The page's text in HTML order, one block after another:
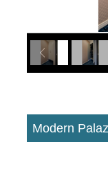
Modern